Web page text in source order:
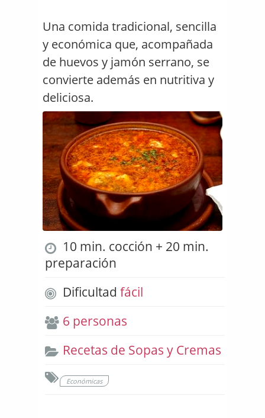
Una comida tradicional, sencilla
y económica que, acompañada
de huevos y jamón serrano, se
convierte además en nutritiva y
deliciosa.
10 min. cocción + 20 min.
preparación
Dificultad fácil
6 personas
Recetas de Sopas y Cremas
Económicas